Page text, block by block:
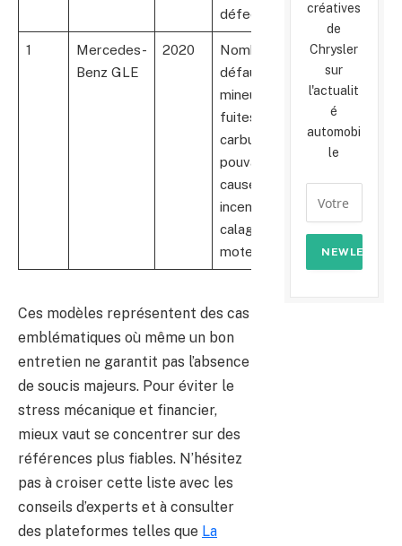
défectueux
1
Mercedes-
Benz GLE
2020
Nombreux
défauts
mineurs,
fuites
carburant
pouvant
causer
incendie,
calage
moteur
28
Ces modèles représentent des cas
emblématiques où même un bon
entretien ne garantit pas l’absence
de soucis majeurs. Pour éviter le
stress mécanique et financier,
mieux vaut se concentrer sur des
références plus fiables. N’hésitez
pas à croiser cette liste avec les
conseils d’experts et à consulter
des plateformes telles que La
créatives
de
Chrysler
sur
l'actualit
é
automobi
le